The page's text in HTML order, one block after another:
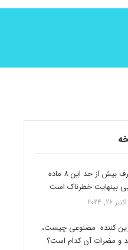
مصرف بیش از حد این 8 ماده
بینهایت خطرناک است
اکتبر 26, 2024
کننده مصنوعی چیست،
و مضرات آن کدام است؟